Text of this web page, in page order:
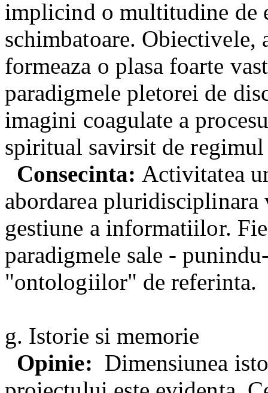
implicind o multitudine de
schimbatoare.
formeaza o plasa foarte
paradigmele pletorei de
imagini coagulate a
spiritual savirsit de
Consecinta: Activitatea
abordarea pluridisciplinara
gestiune a informatiilor.
paradigmele sale -
"ontologiilor" de referinta.
g. Istorie si memorie
Opinie: Dimensiunea